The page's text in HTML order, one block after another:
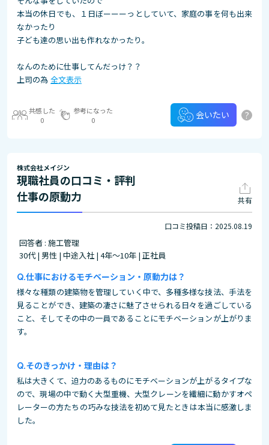
本当の休日でも、１日ぼーーーっとしていて、家庭の事を何も出来
なかったり
子ども達の思い出も作れなかったり。
なんのために仕事してんだっけ？？
上司の為 全文表示
共感した
0
参考になった
0
会いたい ?
株式会社メイジン
現職社員の口コミ・評判
仕事の原動力
共有
口コミ投稿日：2025.08.19
回答者 : 施工管理
30代 | 男性 | 中途入社 | 4年～10年 | 正社員
仕事におけるモチベーション・原動力は？
様々な種類の建築物を管理していく中で、多種多様な技法、手法を
見ることができ、建築の凄さに魅了させられる日々を過ごしている
こと、そしてその中の一員であることにモチベーションが上がりま
す。
そのきっかけ・理由は？
私は大きくて、迫力のあるものにモチベーションが上がるタイプな
ので、現場の中で動く大型重機、大型クレーンを繊細に動かすオペ
レーターの方たちの巧みな技法を初めて見たときは本当に感激しま
した。